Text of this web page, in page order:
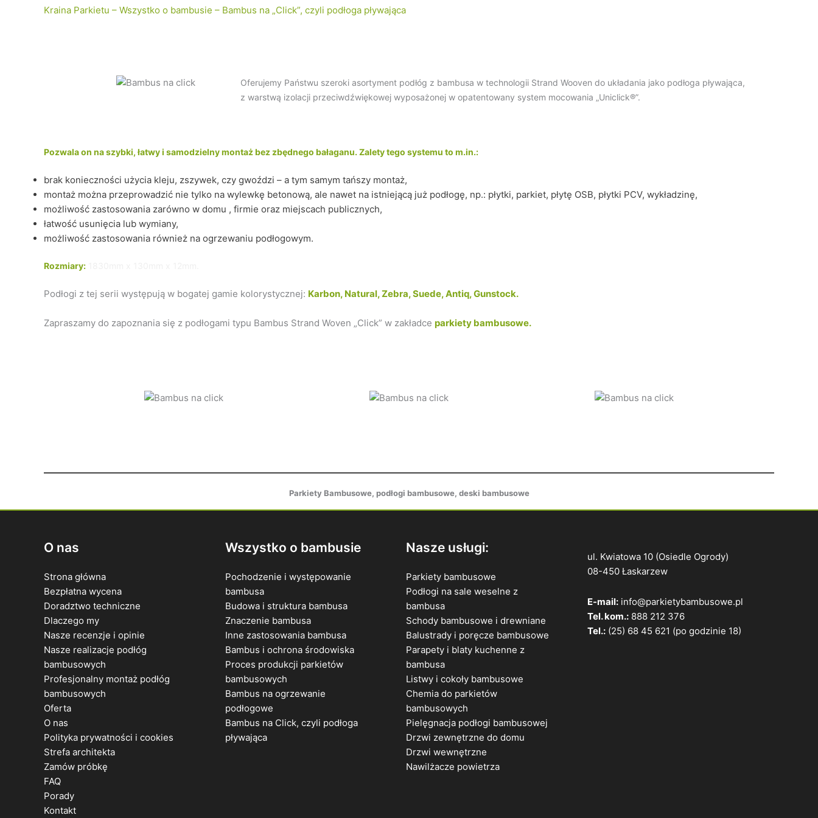
Kraina Parkietu – Wszystko o bambusie – Bambus na „Click”, czyli podłoga pływająca
Oferujemy Państwu szeroki asortyment podłóg z bambusa w technologii Strand Wooven do układania jako podłoga pływająca,
z warstwą izolacji przeciwdźwiękowej wyposażonej w opatentowany system mocowania „Uniclick®”.
Pozwala on na szybki, łatwy i samodzielny montaż bez zbędnego bałaganu. Zalety tego systemu to m.in.:
brak konieczności użycia kleju, zszywek, czy gwoździ – a tym samym tańszy montaż,
montaż można przeprowadzić nie tylko na wylewkę betonową, ale nawet na istniejącą już podłogę, np.: płytki, parkiet, płytę OSB, płytki PCV, wykładzinę,
możliwość zastosowania zarówno w domu , firmie oraz miejscach publicznych,
łatwość usunięcia lub wymiany,
możliwość zastosowania również na ogrzewaniu podłogowym.
Rozmiary:
Podłogi z tej serii występują w bogatej gamie kolorystycznej: Karbon, Natural, Zebra, Suede, Antiq, Gunstock.
Zapraszamy do zapoznania się z podłogami typu Bambus Strand Woven „Click” w zakładce parkiety bambusowe.
Parkiety Bambusowe, podłogi bambusowe, deski bambusowe
O nas
Strona główna
Bezpłatna wycena
Doradztwo techniczne
Dlaczego my
Nasze recenzje i opinie
Nasze realizacje podłóg
bambusowych
Profesjonalny montaż podłóg
bambusowych
Oferta
O nas
Polityka prywatności i cookies
Strefa architekta
Zamów próbkę
FAQ
Porady
Kontakt
Wszystko o bambusie
Pochodzenie i występowanie
bambusa
Budowa i struktura bambusa
Znaczenie bambusa
Inne zastosowania bambusa
Bambus i ochrona środowiska
Proces produkcji parkietów
bambusowych
Bambus na ogrzewanie
podłogowe
Bambus na Click, czyli podłoga
pływająca
Nasze usługi:
Parkiety bambusowe
Podłogi na sale weselne z
bambusa
Schody bambusowe i drewniane
Balustrady i poręcze bambusowe
Parapety i blaty kuchenne z
bambusa
Listwy i cokoły bambusowe
Chemia do parkietów
bambusowych
Pielęgnacja podłogi bambusowej
Drzwi zewnętrzne do domu
Drzwi wewnętrzne
Nawilżacze powietrza
ul. Kwiatowa 10 (Osiedle Ogrody)
08-450 Łaskarzew
E-mail: info@parkietybambusowe.pl
Tel. kom.: 888 212 376
Tel.: (25) 68 45 621 (po godzinie 18)